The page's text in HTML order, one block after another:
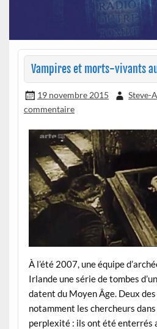
Vampires et morts-vivants
19 novembre 2015 Steve-
commentaire
À l’été 2007, une équipe
Irlande une série de tombes
datent du Moyen Âge. Deux
notamment les chercheurs
perplexité : ils ont été enterrés